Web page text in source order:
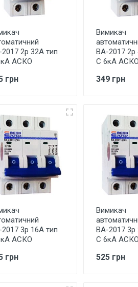
2р 32А тип
АСКО
грн
Вимикач
ВА-2017 2р
С 6кА АСКО
349 грн
3р 16А тип
АСКО
грн
Вимикач
ВА-2017 3р
С 6кА АСКО
525 грн